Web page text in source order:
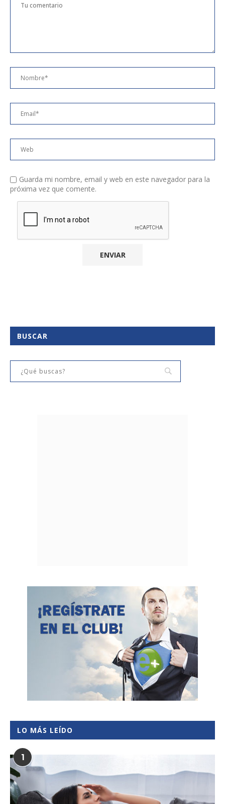
Guarda mi nombre, email y web en este navegador para la
próxima vez que comente.
BUSCAR
LO MÁS LEÍDO
1